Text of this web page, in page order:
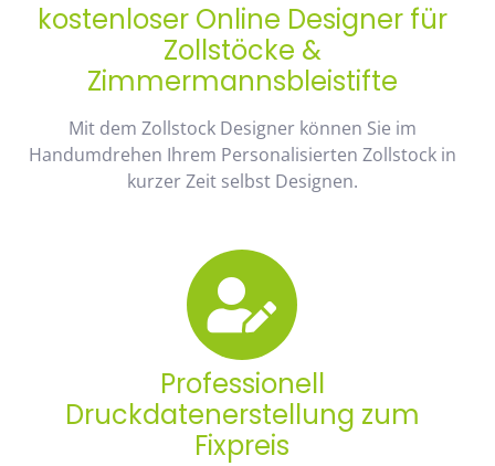
kostenloser Online Designer für
Zollstöcke &
Zimmermannsbleistifte
Mit dem Zollstock Designer können Sie im
Handumdrehen Ihrem Personalisierten Zollstock in
kurzer Zeit selbst Designen.
Professionell
Druckdatenerstellung zum
Fixpreis